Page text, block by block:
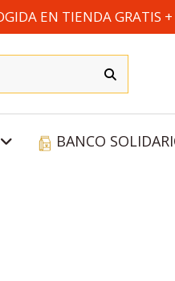
EN TIENDA GRATIS
BANCO